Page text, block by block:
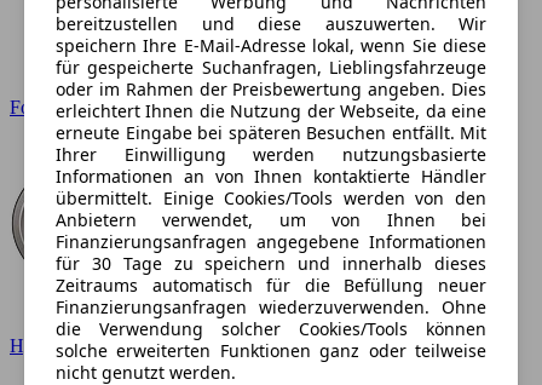
Ford
Hyundai
bereitzustellen und diese auszuwerten. Wir
speichern Ihre E-Mail-Adresse lokal, wenn Sie diese
für gespeicherte Suchanfragen, Lieblingsfahrzeuge
oder im Rahmen der Preisbewertung angeben. Dies
erleichtert Ihnen die Nutzung der Webseite, da eine
erneute Eingabe bei späteren Besuchen entfällt. Mit
Ihrer Einwilligung werden nutzungsbasierte
Informationen an von Ihnen kontaktierte Händler
übermittelt. Einige Cookies/Tools werden von den
Anbietern verwendet, um von Ihnen bei
Finanzierungsanfragen angegebene Informationen
für 30 Tage zu speichern und innerhalb dieses
Zeitraums automatisch für die Befüllung neuer
Finanzierungsanfragen wiederzuverwenden. Ohne
die Verwendung solcher Cookies/Tools können
solche erweiterten Funktionen ganz oder teilweise
nicht genutzt werden.